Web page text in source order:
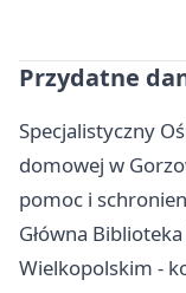
Przydatne
Specjalistyczny
domowej w
pomoc i
Główna
Wielkopolskim -